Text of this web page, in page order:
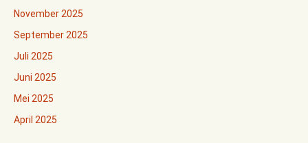
November 2025
September 2025
Juli 2025
Juni 2025
Mei 2025
April 2025